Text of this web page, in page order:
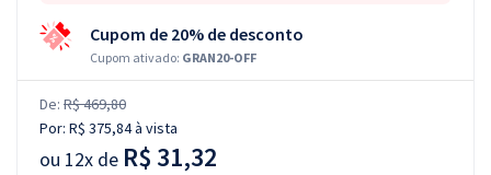
Cupom de 20% de desconto
Cupom ativado: GRAN20-OFF
De: R$ 469,80
Por: R$ 375,84à vista
ou 12x de R$ 31,32